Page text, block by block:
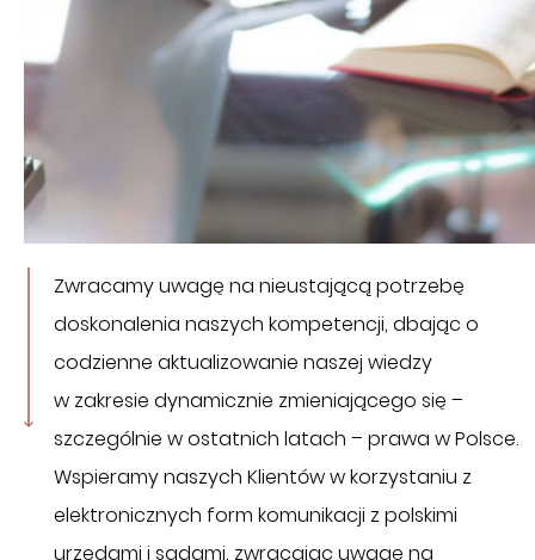
Zwracamy uwagę na nieustającą potrzebę
doskonalenia naszych kompetencji, dbając o
codzienne aktualizowanie naszej wiedzy
w zakresie dynamicznie zmieniającego się –
szczególnie w ostatnich latach – prawa w Polsce.
Wspieramy naszych Klientów w korzystaniu z
elektronicznych form komunikacji z polskimi
urzędami i sądami, zwracając uwagę na